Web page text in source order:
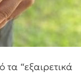
“εξαιρετικά